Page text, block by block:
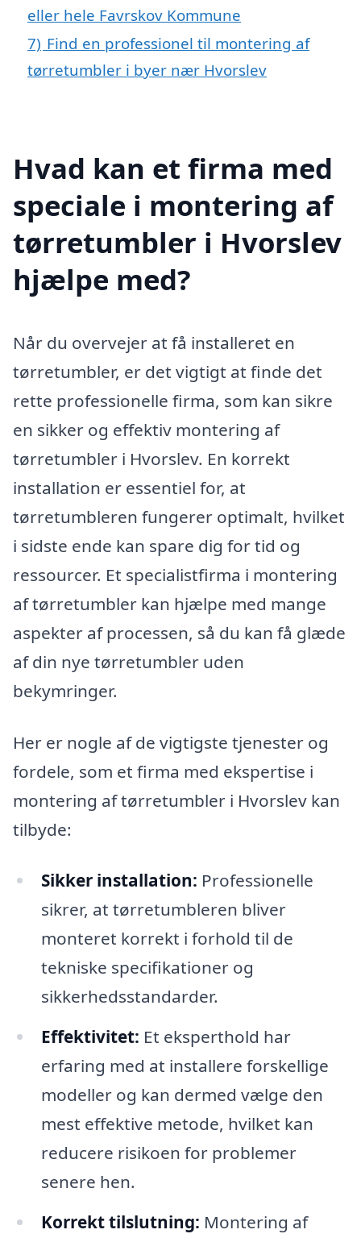
eller hele Favrskov Kommune
7) Find en professionel til montering af
tørretumbler i byer nær Hvorslev
Hvad kan et firma med
speciale i montering af
tørretumbler i Hvorslev
hjælpe med?
Når du overvejer at få installeret en
tørretumbler, er det vigtigt at finde det
rette professionelle firma, som kan sikre
en sikker og effektiv montering af
tørretumbler i Hvorslev. En korrekt
installation er essentiel for, at
tørretumbleren fungerer optimalt, hvilket
i sidste ende kan spare dig for tid og
ressourcer. Et specialistfirma i montering
af tørretumbler kan hjælpe med mange
aspekter af processen, så du kan få glæde
af din nye tørretumbler uden
bekymringer.
Her er nogle af de vigtigste tjenester og
fordele, som et firma med ekspertise i
montering af tørretumbler i Hvorslev kan
tilbyde:
Sikker installation: Professionelle
sikrer, at tørretumbleren bliver
monteret korrekt i forhold til de
tekniske specifikationer og
sikkerhedsstandarder.
Effektivitet: Et eksperthold har
erfaring med at installere forskellige
modeller og kan dermed vælge den
mest effektive metode, hvilket kan
reducere risikoen for problemer
senere hen.
Korrekt tilslutning: Montering af